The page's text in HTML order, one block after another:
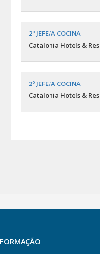
2º JEFE/A COCINA
Catalonia Hotels &
2º JEFE/A COCINA
Catalonia Hotels &
FORMAÇÃO